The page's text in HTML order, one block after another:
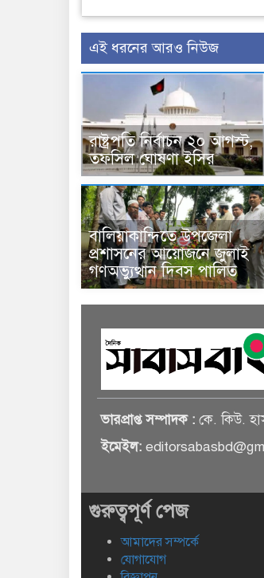
এই ধরনের আরও নিউজ
রাষ্ট্রপতি নির্বাচন ২০ আগস্ট,
তফসিল ঘোষণা ইসির
বালিয়াকান্দিতে উপজেলা
প্রশাসনের আয়োজনে জুলাই
গণঅভ্যুত্থান দিবস পালিত
ভারপ্রাপ্ত সম্পাদক : কে. কিউ.
ইমেইল:
গুরুত্বপূর্ণ পেজ
আমাদের সম্পর্কে
যোগাযোগ